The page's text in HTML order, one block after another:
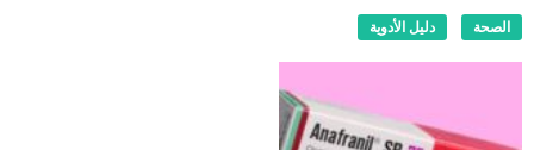
الصحة دليل الأدوية